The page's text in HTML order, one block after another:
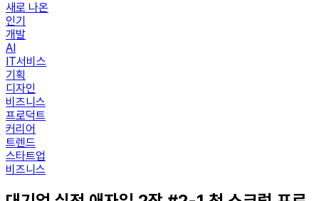
새로 나온
인기
개발
AI
IT서비스
기획
디자인
비즈니스
프로덕트
커리어
트렌드
스타트업
비즈니스